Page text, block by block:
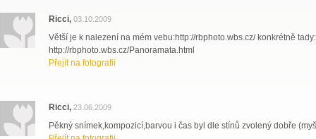
Ricci, 03.10.2009
Větší je k nalezení na mém vebu:http://rbphoto.wbs.cz/ konkrétně tady:
http://rbphoto.wbs.cz/Panoramata.html
Přejít na fotografii
Ricci, 23.06.2009
Pěkný snímek,kompozicí,barvou i čas byl dle stínů zvolený dobře